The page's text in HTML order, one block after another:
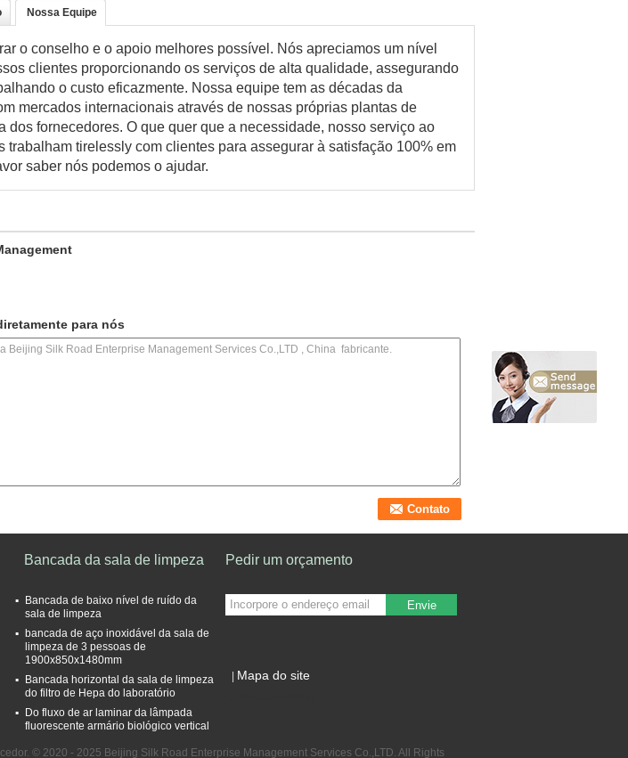
Nossa Equipe
o conselho e o apoio melhores possível. Nós apreciamos um nível
clientes proporcionando os serviços de alta qualidade, assegurando
o custo eficazmente. Nossa equipe tem as décadas da
mercados internacionais através de nossas próprias plantas de
dos fornecedores. O que quer que a necessidade, nosso serviço ao
trabalham tirelessly com clientes para assegurar à satisfação 100% em
saber nós podemos o ajudar.
para nós
Bancada da sala de limpeza
Bancada de baixo nível de ruído da
sala de limpeza
bancada de aço inoxidável da sala de
limpeza de 3 pessoas de
1900x850x1480mm
Bancada horizontal da sala de limpeza
do filtro de Hepa do laboratório
Do fluxo de ar laminar da lâmpada
fluorescente armário biológico vertical
Pedir um orçamento
Envie
Mapa do site
© 2020 - 2025 Beijing Silk Road Enterprise Management Services Co.,LTD. All Rights